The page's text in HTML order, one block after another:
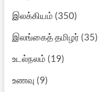
இலக்கியம் (350)
இலங்கைத் தமிழர் (35)
உடல்நலம் (19)
உணவு (9)